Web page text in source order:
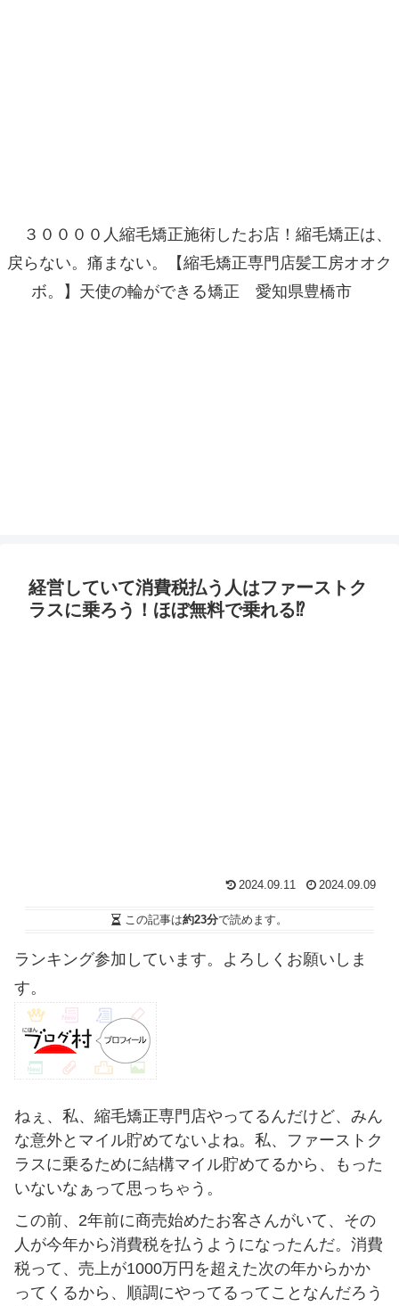
３００００人縮毛矯正施術したお店！縮毛矯正は、
戻らない。痛まない。【縮毛矯正専門店髪工房オオク
ボ。】天使の輪ができる矯正 愛知県豊橋市
経営していて消費税払う人はファーストク
ラスに乗ろう！ほぼ無料で乗れる⁉
2024.09.11 2024.09.09
この記事は約23分で読めます。
ランキング参加しています。よろしくお願いしま
す。
ねぇ、私、縮毛矯正専門店やってるんだけど、みん
な意外とマイル貯めてないよね。私、ファーストク
ラスに乗るために結構マイル貯めてるから、もった
いないなぁって思っちゃう。
この前、2年前に商売始めたお客さんがいて、その
人が今年から消費税を払うようになったんだ。消費
税って、売上が1000万円を超えた次の年からかか
ってくるから、順調にやってるってことなんだろう